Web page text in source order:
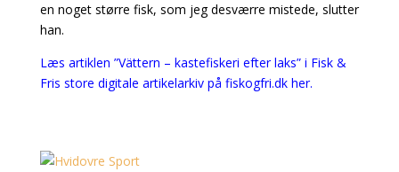
en noget større fisk, som jeg desværre mistede, slutter
han.
Læs artiklen ”Vättern – kastefiskeri efter laks” i Fisk &
Fris store digitale artikelarkiv på fiskogfri.dk her.